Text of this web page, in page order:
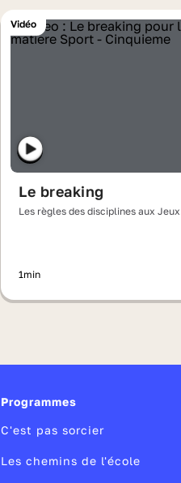
Vidéo
Le breaking
Les règles des disciplines aux Jeux
1min
Programmes
C'est pas sorcier
Les chemins de l'école